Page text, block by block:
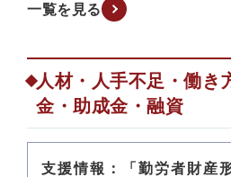
一覧を見る
人材・人手不足・働き
金・助成金・融資
支援情報：「勤労者財産